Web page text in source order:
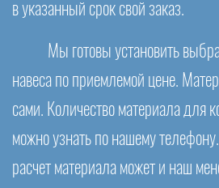
в указанный срок свой заказ.
Мы готовы установить
навеса по приемлемой цене.
сами. Количество материала для
можно узнать по нашему
расчет материала может и наш